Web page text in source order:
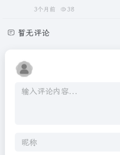
3个月前 38
暂无评论